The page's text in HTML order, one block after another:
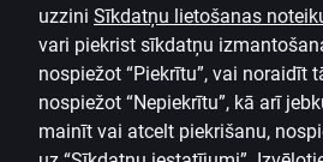
uzzini Sīkdatņu lietošanas
vari piekrist sīkdatņu
nospiežot “Piekrītu”, vai noraidīt
nospiežot “Nepiekrītu”, kā arī
mainīt vai atcelt piekrišanu,
Cenrādis privātpersonām
Cenrādis uzņēmumiem
Valūtas kalkulators